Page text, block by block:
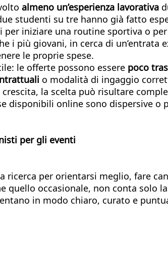
almeno un’esperienza lavorativa
studenti su tre hanno già fatto
iniziare una routine sportiva o
i più giovani, in cerca di
le proprie spese.
le offerte possono essere poco
o modalità di ingaggio
la scelta può risultare
online sono dispersive o
per gli eventi
per orientarsi meglio, fare
quello occasionale, non conta solo
in modo chiaro, curato e